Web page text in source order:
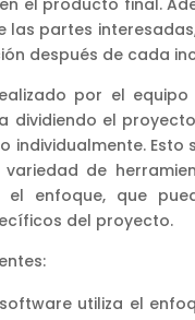
el producto final.
partes
después de cada
por el
dividiendo el
individualmente. Esto
de
el enfoque, que
del proyecto.
utiliza el